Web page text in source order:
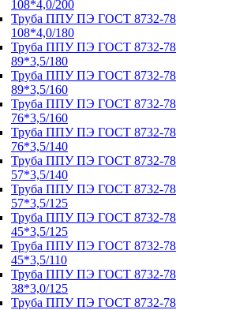
108*4,0/200
Труба ППУ ПЭ ГОСТ 8732-78
108*4,0/180
Труба ППУ ПЭ ГОСТ 8732-78
89*3,5/180
Труба ППУ ПЭ ГОСТ 8732-78
89*3,5/160
Труба ППУ ПЭ ГОСТ 8732-78
76*3,5/160
Труба ППУ ПЭ ГОСТ 8732-78
76*3,5/140
Труба ППУ ПЭ ГОСТ 8732-78
57*3,5/140
Труба ППУ ПЭ ГОСТ 8732-78
57*3,5/125
Труба ППУ ПЭ ГОСТ 8732-78
45*3,5/125
Труба ППУ ПЭ ГОСТ 8732-78
45*3,5/110
Труба ППУ ПЭ ГОСТ 8732-78
38*3,0/125
Труба ППУ ПЭ ГОСТ 8732-78